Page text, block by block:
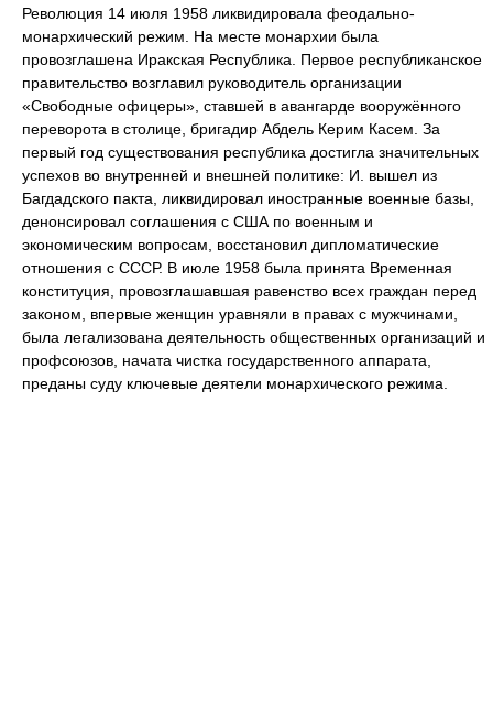
Революция 14 июля 1958 ликвидировала феодально-
монархический режим. На месте монархии была
провозглашена Иракская Республика. Первое республиканское
правительство возглавил руководитель организации
«Свободные офицеры», ставшей в авангарде вооружённого
переворота в столице, бригадир Абдель Керим Касем. За
первый год существования республика достигла значительных
успехов во внутренней и внешней политике: И. вышел из
Багдадского пакта, ликвидировал иностранные военные базы,
денонсировал соглашения с США по военным и
экономическим вопросам, восстановил дипломатические
отношения с СССР. В июле 1958 была принята Временная
конституция, провозглашавшая равенство всех граждан перед
законом, впервые женщин уравняли в правах с мужчинами,
была легализована деятельность общественных организаций и
профсоюзов, начата чистка государственного аппарата,
преданы суду ключевые деятели монархического режима.